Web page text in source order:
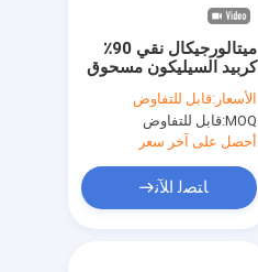
ميتالورجيكال نقي 90٪
كربيد السيليكون مسحوق
جلخ Fe2O3
الأسعار:قابل للتفاوض
MOQ: قابل للتفاوض
أحصل على آخر سعر
ﺎﺘﺼﻟ ﺍﻶﻧ